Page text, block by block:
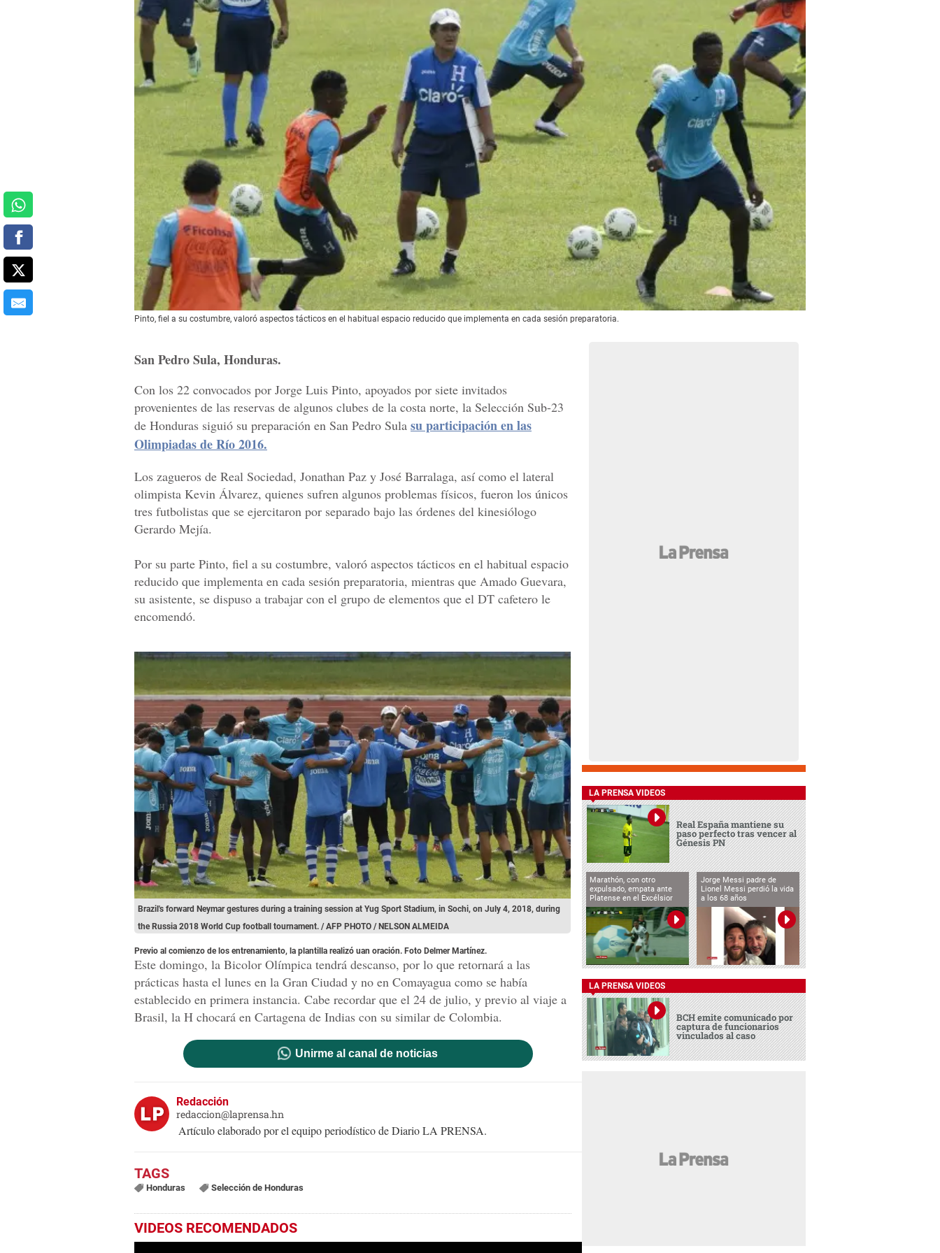
Pinto, fiel a su costumbre, valoró aspectos tácticos en el habitual espacio reducido que implementa en cada sesión preparatoria.
San Pedro Sula, Honduras.
Con los 22 convocados por Jorge Luis Pinto, apoyados por siete invitados
provenientes de las reservas de algunos clubes de la costa norte, la Selección Sub-23
de Honduras siguió su preparación en San Pedro Sula su participación en las
Olimpiadas de Río 2016.
Los zagueros de Real Sociedad, Jonathan Paz y José Barralaga, así como el lateral
olimpista Kevin Álvarez, quienes sufren algunos problemas físicos, fueron los únicos
tres futbolistas que se ejercitaron por separado bajo las órdenes del kinesiólogo
Gerardo Mejía.
Por su parte Pinto, fiel a su costumbre, valoró aspectos tácticos en el habitual espacio
reducido que implementa en cada sesión preparatoria, mientras que Amado Guevara,
su asistente, se dispuso a trabajar con el grupo de elementos que el DT cafetero le
encomendó.
Brazil's forward Neymar gestures during a training session at Yug Sport Stadium, in Sochi, on July 4, 2018, during
the Russia 2018 World Cup football tournament. / AFP PHOTO / NELSON ALMEIDA
Previo al comienzo de los entrenamiento, la plantilla realizó uan oración. Foto Delmer Martínez.
Este domingo, la Bicolor Olímpica tendrá descanso, por lo que retornará a las
prácticas hasta el lunes en la Gran Ciudad y no en Comayagua como se había
establecido en primera instancia. Cabe recordar que el 24 de julio, y previo al viaje a
Brasil, la H chocará en Cartagena de Indias con su similar de Colombia.
Unirme al canal de noticias
Redacción
redaccion@laprensa.hn
Artículo elaborado por el equipo periodístico de Diario LA PRENSA.
Honduras Selección de Honduras
VIDEOS RECOMENDADOS
LA PRENSA VIDEOS
Real España mantiene su
paso perfecto tras vencer al
Génesis PN
Marathón, con otro
expulsado, empata ante
Platense en el Excélsior
Jorge Messi padre de
Lionel Messi perdió la vida
a los 68 años
LA PRENSA VIDEOS
BCH emite comunicado por
captura de funcionarios
vinculados al caso